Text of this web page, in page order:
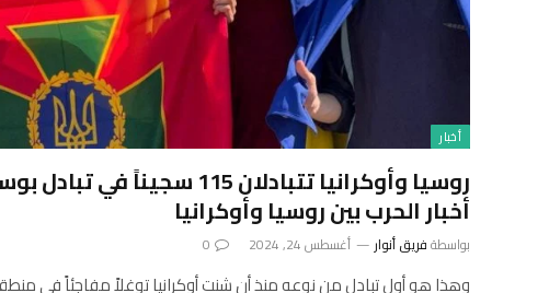
أخبار
روسيا وأوكرانيا تتبادلان 115
أخبار الحرب بين روسيا وأوكرانيا
بواسطةفريق أنوار أغسطس 24, 2024 0